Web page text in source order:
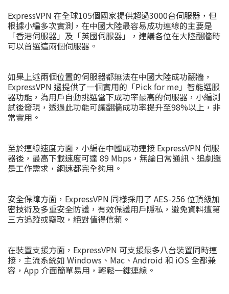
ExpressVPN 在全球105個國家提供超過3000台伺服器，但
根據小編多次實測，在中國大陸最容易成功連線的主要是
「香港伺服器」及「英國伺服器」，建議各位在大陸翻牆時
可以首選這兩個伺服器。
如果上述兩個位置的伺服器都無法在中國大陸成功翻牆，
ExpressVPN 還提供了一個實用的「Pick for me」智能選服
器功能，為用戶自動挑選當下成功率最高的伺服器，小編測
試後發現，透過此功能可讓翻牆成功率提升至98%以上，非
常實用。
至於連線速度方面，小編在中國成功連接 ExpressVPN 伺服
器後，最高下載速度可達 89 Mbps，無論日常通訊、追劇還
是工作需求，網速都完全夠用。
安全保障方面，ExpressVPN 同樣採用了 AES-256 位頂級加
密技術及多重安全防護，有效保護用戶隱私，避免資料遭第
三方追蹤或竊取，絕對值得信賴。
在裝置支援方面，ExpressVPN 可支援最多八台裝置同時連
接，主流系統如 Windows、Mac、Android 和 iOS 全都兼
容，App 介面簡單易用，輕鬆一鍵連線。